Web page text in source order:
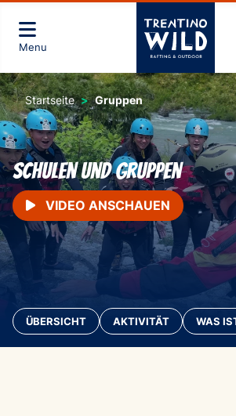
Menu
Startseite Gruppen
Schulen und Gruppen
VIDEO ANSCHAUEN
ÜBERSICHT AKTIVITÄT WAS